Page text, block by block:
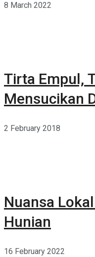
8 March 2022
Tirta Empul,
Mensucikan
2 February 2018
Nuansa
Hunian
16 February 2022